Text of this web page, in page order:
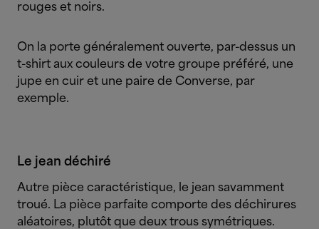
rouges et noirs.
On la porte généralement ouverte, par-dessus un
t-shirt aux couleurs de votre groupe préféré, une
jupe en cuir et une paire de Converse, par
exemple.
Le jean déchiré
Autre pièce caractéristique, le jean savamment
troué. La pièce parfaite comporte des déchirures
aléatoires, plutôt que deux trous symétriques.